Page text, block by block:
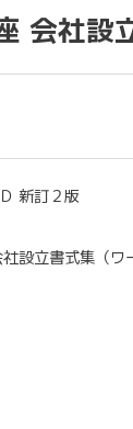
会社設
新訂２版
設立書式集（ワ